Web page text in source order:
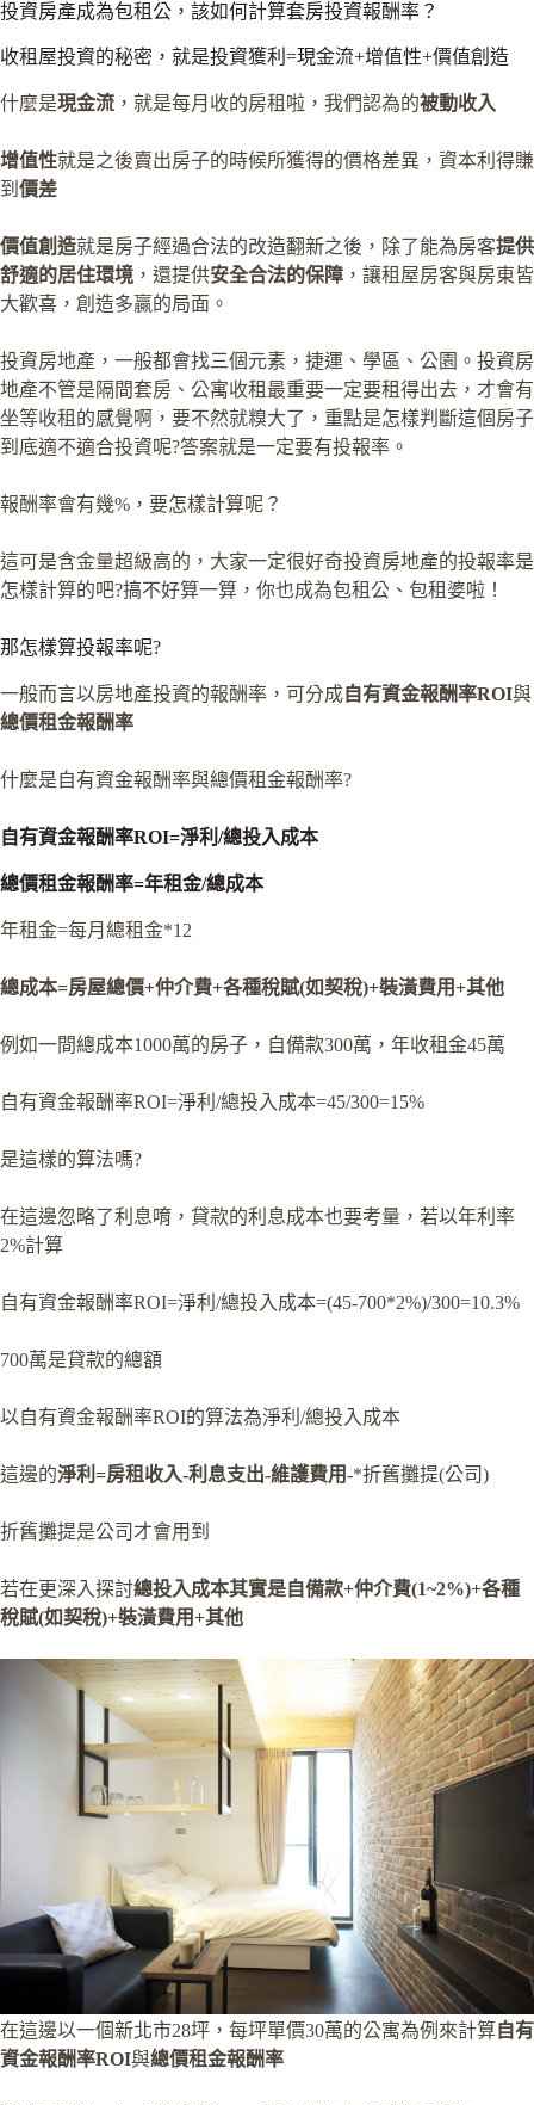
投資房產成為包租公，該如何計算套房投資報酬率？
收租屋投資的秘密，就是投資獲利=現金流+增值性+價值創造
什麼是現金流 ，就是每月收的房租啦，我們認為的被動收入
增值性就是之後賣出房子的時候所獲得的價格差異，資本利得賺
到 價差
價值創造就是房子經過合法的改造翻新之後，除了能為房客提供
舒適的居住環境 ，還提供安全合法的保障 ，讓租屋房客與房東皆
大歡喜，創造多贏的局面。
投資房地產，一般都會找三個元素，捷運、學區、公園。投資房
地產不管是隔間套房、公寓收租最重要一定要租得出去，才會有
坐等收租的感覺啊，要不然就糗大了，重點是怎樣判斷這個房子
到底適不適合投資呢?答案就是一定要有投報率。
報酬率會有幾%，要怎樣計算呢？
這可是含金量超級高的，大家一定很好奇投資房地產的投報率是
怎樣計算的吧?搞不好算一算，你也成為包租公、包租婆啦！
那怎樣算投報率呢?
一般而言以房地產投資的報酬率，可分成自有資金報酬率ROI與
總價租金報酬率
什麼是自有資金報酬率與總價租金報酬率?
自有資金報酬率ROI=淨利/總投入成本
總價租金報酬率=年租金/總成本
年租金=每月總租金*12
總成本=房屋總價+仲介費+各種稅賦(如契稅)+裝潢費用+其他
例如一間總成本1000萬的房子，自備款300萬，年收租金45萬
自有資金報酬率ROI=淨利/總投入成本=45/300=15%
是這樣的算法嗎?
在這邊忽略了利息唷，貸款的利息成本也要考量，若以年利率
2%計算
自有資金報酬率ROI=淨利/總投入成本=(45-700*2%)/300=10.3%
700萬是貸款的總額
以自有資金報酬率ROI的算法為淨利/總投入成本
這邊的淨利=房租收入-利息支出-維護費用-*折舊攤提(公司)
折舊攤提是公司才會用到
若在更深入探討總投入成本其實是自備款+仲介費(1~2%)+各種
稅賦(如契稅)+裝潢費用+其他
在這邊以一個新北市28坪，每坪單價30萬的公寓為例來計算自有
資金報酬率ROI與總價租金報酬率